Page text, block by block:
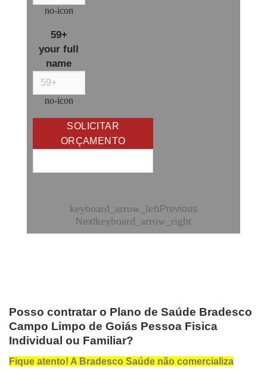
no-icon
59+
your full
name
no-icon
SOLICITAR
ORÇAMENTO
keyboard_arrow_leftPrevious
Nextkeyboard_arrow_right
Posso contratar o Plano de Saúde Bradesco
Campo Limpo de Goiás Pessoa Fisica
Individual ou Familiar?
Fique atento! A Bradesco Saúde não comercializa